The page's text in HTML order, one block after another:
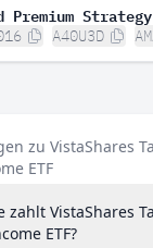
Strategy
A40U3D
zu VistaShares
ETF
zahlt VistaShares
ETF?